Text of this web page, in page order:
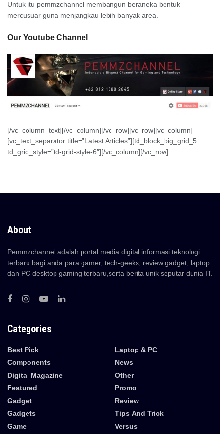
Untuk itu pemmzchannel membangun beraneka bentuk
mercusuar guna menjangkau lebih banyak area.
Our Youtube Channel
[/vc_column_text][/vc_column][/vc_row][vc_row][vc_column]
[vc_text_separator title=”Latest Articles”][td_block_big_grid_5
td_grid_style=”td-grid-style-6″][/vc_column][/vc_row]
About
Pemmzchannel adalah portal media digital informasi teknologi
terbaru bagi anda para gamer, tech-geeks, review gadget, laptop
dan PC desktop gaming terbaru,serta berita unik seputar dunia IT.
Categories
Best Pick
Components
Digital Magazine
Featured
Gadget
Gadgets
Game
Laptop & PC
News
Other
Promo
Review
Tips And Trick
Versus